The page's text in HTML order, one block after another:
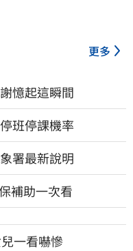
更多
憶起這瞬間
班停課機率
署最新說明
補助一次看
一看嚇慘